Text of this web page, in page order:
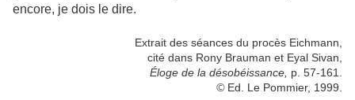
encore, je dois le dire.
Extrait des séances du procès Eichmann,
cité dans Rony Brauman et Eyal Sivan,
Éloge de la désobéissance, p. 57-161.
©Ed. Le Pommier, 1999.